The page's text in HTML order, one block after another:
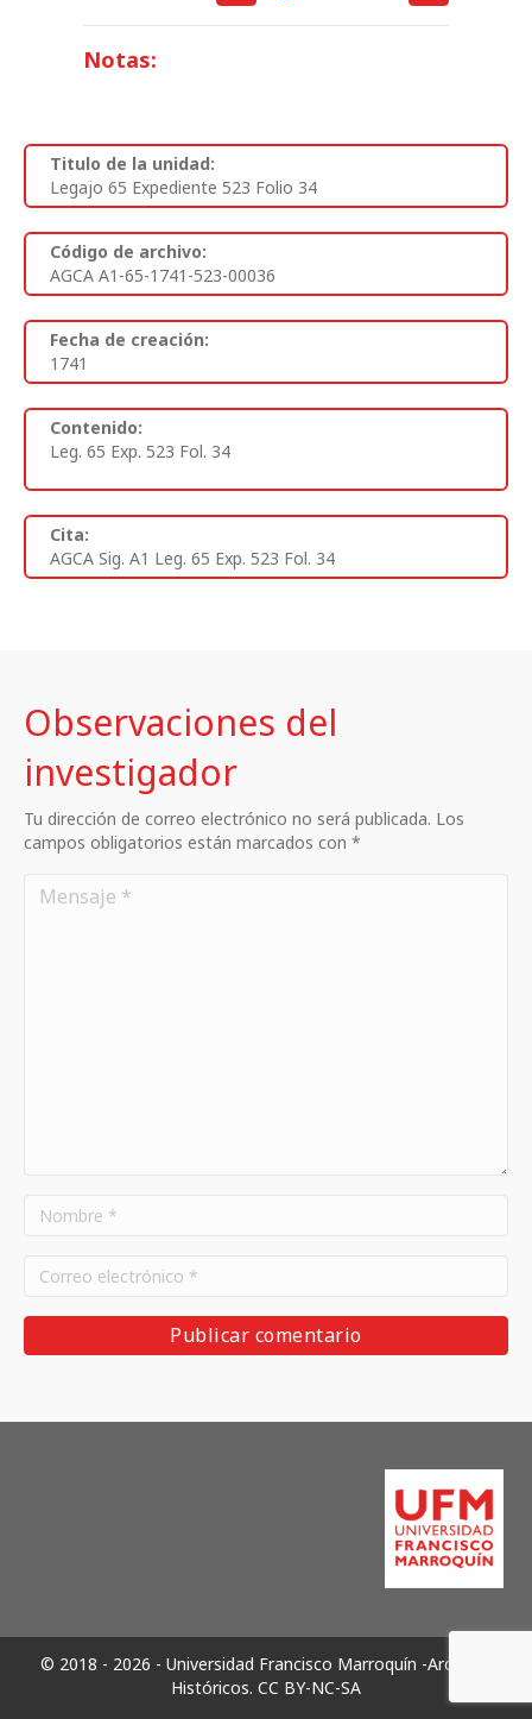
Notas:
Titulo de la unidad:
Legajo 65 Expediente 523 Folio 34
Código de archivo:
AGCA A1-65-1741-523-00036
Fecha de creación:
1741
Contenido:
Leg. 65 Exp. 523 Fol. 34
Cita:
AGCA Sig. A1 Leg. 65 Exp. 523 Fol. 34
Observaciones del
investigador
Tu dirección de correo electrónico no será publicada. Los
campos obligatorios están marcados con *
© 2018 - 2026 - Universidad Francisco Marroquín -Archivos
Históricos. CC BY-NC-SA